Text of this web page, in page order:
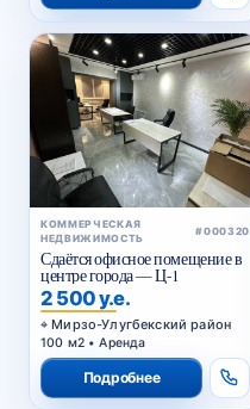
КОММЕРЧЕСКАЯ
НЕДВИЖИМОСТЬ
#000320
Сдаётся офисное помещение в
центре города — Ц-1
2 500 у.е.
Мирзо-Улугбекский район
100 м2 • Аренда
Подробнее